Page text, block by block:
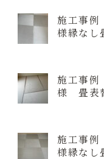
施工事
様縁なし
施工事
様 畳表
施工事
様縁なし